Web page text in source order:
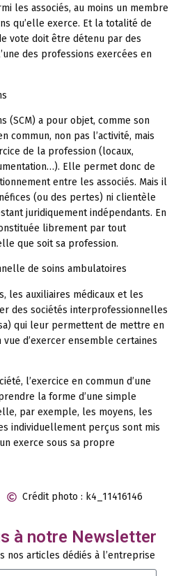
les associés, au moins un membre
qu’elle exerce. Et la totalité de
vote doit être détenu par des
des professions exercées en
(SCM) a pour objet, comme son
commun, non pas l’activité, mais
de la profession (locaux,
Elle permet donc de
entre les associés. Mais il
(ou des pertes) ni clientèle
juridiquement indépendants. En
librement par tout
que soit sa profession.
de soins ambulatoires
les auxiliaires médicaux et les
des sociétés interprofessionnelles
qui leur permettent de mettre en
d’exercer ensemble certaines
l’exercice en commun d’une
la forme d’une simple
par exemple, les moyens, les
individuellement perçus sont mis
exerce sous sa propre
Crédit photo : k4_11416146
à notre Newsletter
nos articles dédiés à l’entreprise